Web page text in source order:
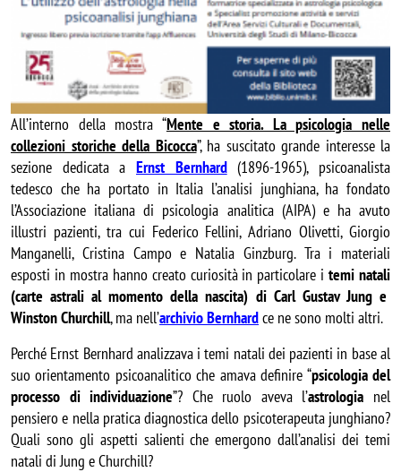
All’interno della mostra “Mente e storia. La psicologia nelle
collezioni storiche della Bicocca”, ha suscitato grande interesse la
sezione dedicata a Ernst Bernhard(1896-1965), psicoanalista
tedesco che ha portato in Italia l’analisi junghiana, ha fondato
l’Associazione italiana di psicologia analitica (AIPA) e ha avuto
illustri pazienti, tra cui Federico Fellini, Adriano Olivetti, Giorgio
Manganelli, Cristina Campo e Natalia Ginzburg. Tra i materiali
esposti in mostra hanno creato curiosità in particolare itemi natali
(carte astrali al momento della nascita) di Carl Gustav Jung e
Winston Churchill, ma nell’archivio Bernhardce ne sono molti altri.
Perché Ernst Bernhard analizzava i temi natali dei pazienti in base al
suoorientamento psicoanalitico che amava definire “psicologia del
processo di individuazione”? Che ruolo aveva l’astrologia nel
pensiero e nella pratica diagnostica dello psicoterapeuta junghiano?
Quali sono gli aspetti salienti che emergono dall’analisi dei temi
natali diJung e Churchill?